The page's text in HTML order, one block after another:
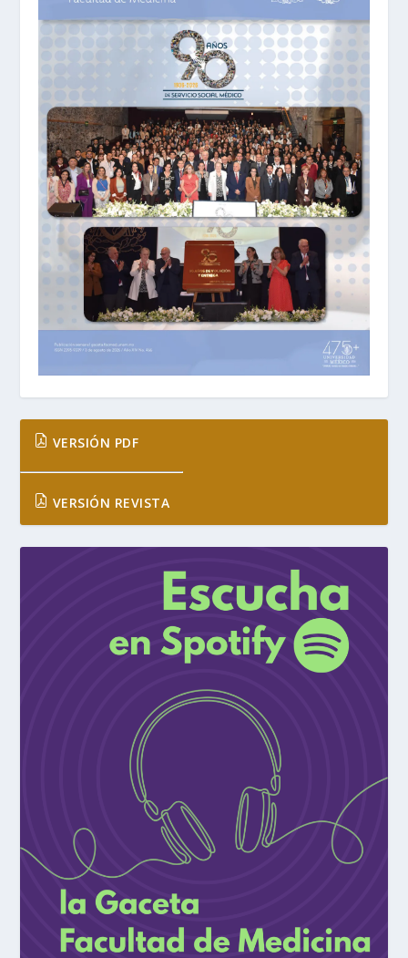
VERSIÓN PDF
VERSIÓN REVISTA